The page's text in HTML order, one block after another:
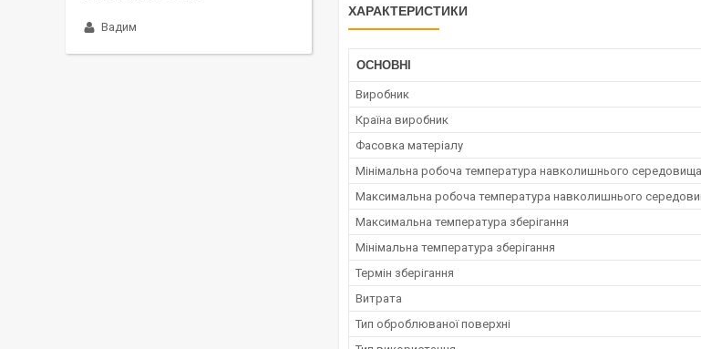
ХАРАКТЕРИСТИКИ
ОСНОВНІ
Виробник
Країна виробник
Фасовка матеріалу
Мінімальна робоча температура навколишнього середовища
Максимальна робоча температура навколишнього
Максимальна температура зберігання
Мінімальна температура зберігання
Термін зберігання
Витрата
Тип оброблюваної поверхні
Вадим